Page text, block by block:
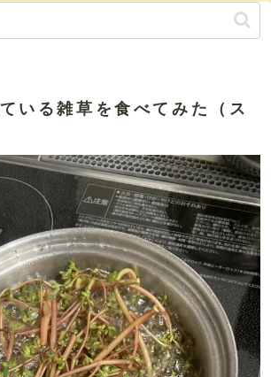
いる雑草を食べてみた（ス